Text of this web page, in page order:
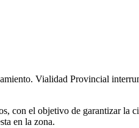
Vialidad Provincial
con el objetivo de garantizar la
en la zona.